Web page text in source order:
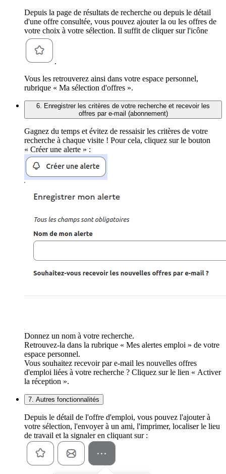
Depuis la page de résultats de recherche ou depuis le détail
d'une offre consultée, vous pouvez ajouter la ou les offres de
votre choix à votre sélection. Il suffit de cliquer sur l'icône
.
Vous les retrouverez ainsi dans votre espace personnel,
rubrique « Ma sélection d'offres ».
6. Enregistrer les critères de votre recherche et recevoir les
offres par e-mail (abonnement)
Gagnez du temps et évitez de ressaisir les critères de votre
recherche à chaque visite ! Pour cela, cliquez sur le bouton
« Créer une alerte » :
Donnez un nom à votre recherche.
Retrouvez-la dans la rubrique « Mes alertes emploi » de votre
espace personnel.
Vous souhaitez recevoir par e-mail les nouvelles offres
d'emploi liées à votre recherche ? Cliquez sur le lien « Activer
la réception ».
7. Autres fonctionnalités
Depuis le détail de l'offre d'emploi, vous pouvez l'ajouter à
votre sélection, l'envoyer à un ami, l'imprimer, localiser le lieu
de travail et la signaler en cliquant sur :